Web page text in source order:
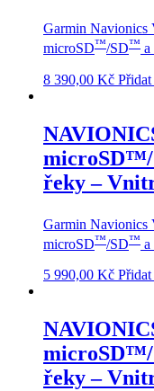
Garmin Navionics
microSD™/SD™ a
8 390,00 Kč
řeky –
Garmin Navionics
microSD™/SD™ a
5 990,00 Kč
microSD™/
řeky –